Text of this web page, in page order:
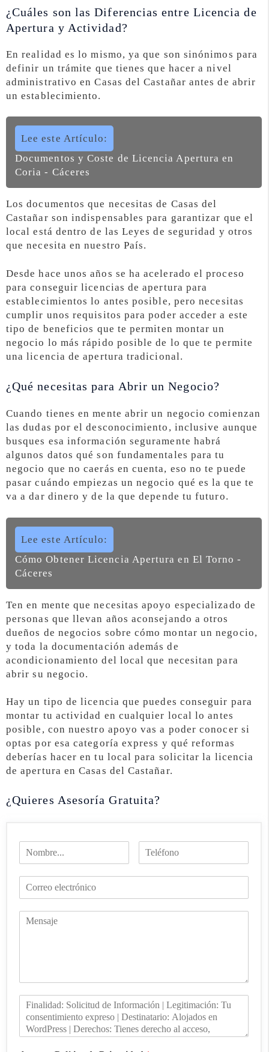
¿Cuáles son las Diferencias entre Licencia de
Apertura y Actividad?
En realidad es lo mismo, ya que son sinónimos para
definir un trámite que tienes que hacer a nivel
administrativo en Casas del Castañar antes de abrir
un establecimiento.
Lee este Artículo:
Documentos y Coste de Licencia Apertura en
Coria - Cáceres
Los documentos que necesitas de Casas del
Castañar son indispensables para garantizar que el
local está dentro de las Leyes de seguridad y otros
que necesita en nuestro País.
Desde hace unos años se ha acelerado el proceso
para conseguir licencias de apertura para
establecimientos lo antes posible, pero necesitas
cumplir unos requisitos para poder acceder a este
tipo de beneficios que te permiten montar un
negocio lo más rápido posible de lo que te permite
una licencia de apertura tradicional.
¿Qué necesitas para Abrir un Negocio?
Cuando tienes en mente abrir un negocio comienzan
las dudas por el desconocimiento, inclusive aunque
busques esa información seguramente habrá
algunos datos qué son fundamentales para tu
negocio que no caerás en cuenta, eso no te puede
pasar cuándo empiezas un negocio qué es la que te
va a dar dinero y de la que depende tu futuro.
Lee este Artículo:
Cómo Obtener Licencia Apertura en El Torno -
Cáceres
Ten en mente que necesitas apoyo especializado de
personas que llevan años aconsejando a otros
dueños de negocios sobre cómo montar un negocio,
y toda la documentación además de
acondicionamiento del local que necesitan para
abrir su negocio.
Hay un tipo de licencia que puedes conseguir para
montar tu actividad en cualquier local lo antes
posible, con nuestro apoyo vas a poder conocer si
optas por esa categoría express y qué reformas
deberías hacer en tu local para solicitar la licencia
de apertura en Casas del Castañar.
¿Quieres Asesoría Gratuita?